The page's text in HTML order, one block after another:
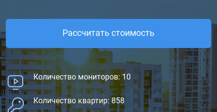
Рассчитать стоимость
Количество мониторов: 10
Количество квартир: 858